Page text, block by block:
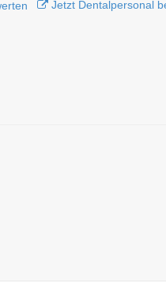
Jetzt Dentalpersonal